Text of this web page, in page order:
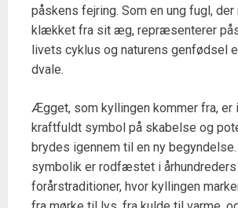
påskens fejring. Som en ung fugl, der
klækket fra sit æg, repræsenterer
livets cyklus og naturens genfødsel
dvale.
Ægget, som kyllingen kommer fra, er
kraftfuldt symbol på skabelse og
brydes igennem til en ny begyndelse.
symbolik er rodfæstet i århundreders
forårstraditioner, hvor kyllingen